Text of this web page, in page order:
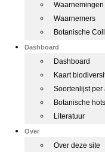
Waarnemingen
Waarnemers
Botanische
Dashboard
Dashboard
Kaart
Soortenlijst per
Botanische
Literatuur
Over
Over deze site